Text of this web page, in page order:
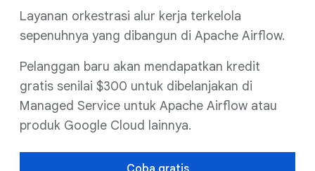
Layanan orkestrasi alur kerja terkelola
sepenuhnya yang dibangun di Apache Airflow.
Pelanggan baru akan mendapatkan kredit
gratis senilai $300 untuk dibelanjakan di
Managed Service untuk Apache Airflow atau
produk Google Cloud lainnya.